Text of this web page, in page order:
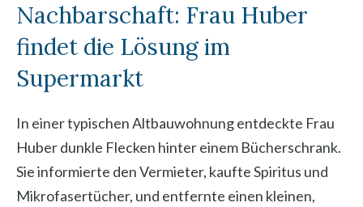
Nachbarschaft: Frau Huber
findet die Lösung im
Supermarkt
In einer typischen Altbauwohnung entdeckte Frau
Huber dunkle Flecken hinter einem Bücherschrank.
Sie informierte den Vermieter, kaufte Spiritus und
Mikrofasertücher, und entfernte einen kleinen,